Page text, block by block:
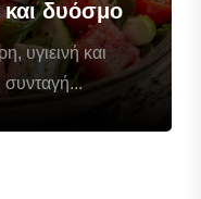
και δυόσμο
υγιεινή και
συνταγή...